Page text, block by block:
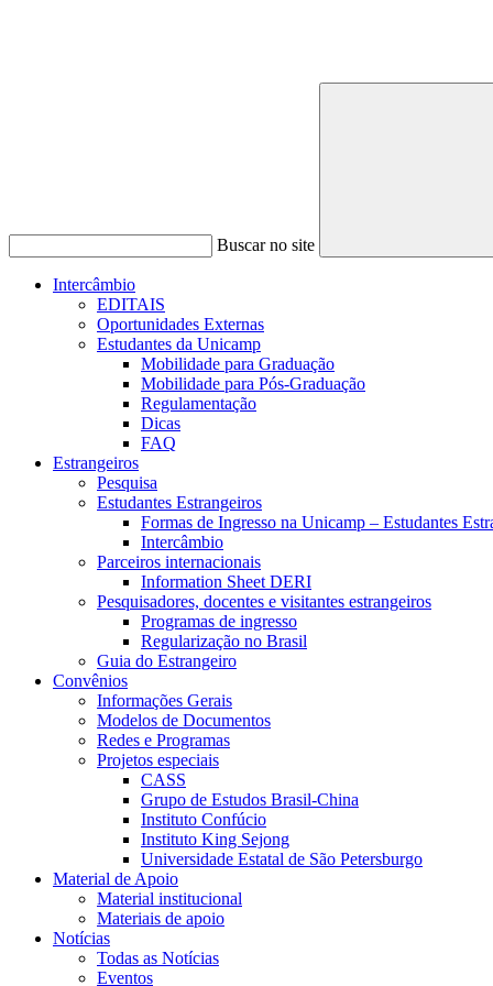
Buscar no site
Intercâmbio
EDITAIS
Oportunidades Externas
Estudantes da Unicamp
Mobilidade para Graduação
Mobilidade para Pós-Graduação
Regulamentação
Dicas
FAQ
Estrangeiros
Pesquisa
Estudantes Estrangeiros
Formas de Ingresso na Unicamp – Estudantes
Intercâmbio
Parceiros internacionais
Information Sheet DERI
Pesquisadores, docentes e visitantes estrangeiros
Programas de ingresso
Regularização no Brasil
Guia do Estrangeiro
Convênios
Informações Gerais
Modelos de Documentos
Redes e Programas
Projetos especiais
CASS
Grupo de Estudos Brasil-China
Instituto Confúcio
Instituto King Sejong
Universidade Estatal de São Petersburgo
Material de Apoio
Material institucional
Materiais de apoio
Notícias
Todas as Notícias
Eventos